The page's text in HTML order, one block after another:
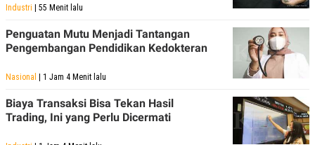
Industri | 55 Menit lalu
Penguatan Mutu Menjadi Tantangan
Pengembangan Pendidikan Kedokteran
Nasional | 1 Jam 4 Menit lalu
Biaya Transaksi Bisa Tekan Hasil
Trading, Ini yang Perlu Dicermati